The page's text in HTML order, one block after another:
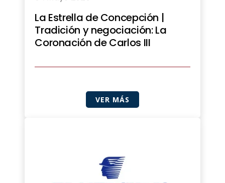
La Estrella de Concepción |
Tradición y negociación: La
Coronación de Carlos III
VER MÁS